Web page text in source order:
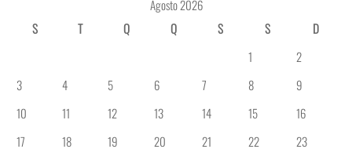
Agosto 2026
S
T Q Q S S
D
1
2
3
4 5 6 7 8
9
10
11 12 13 14 15
16
17
18 19 20 21 22
23